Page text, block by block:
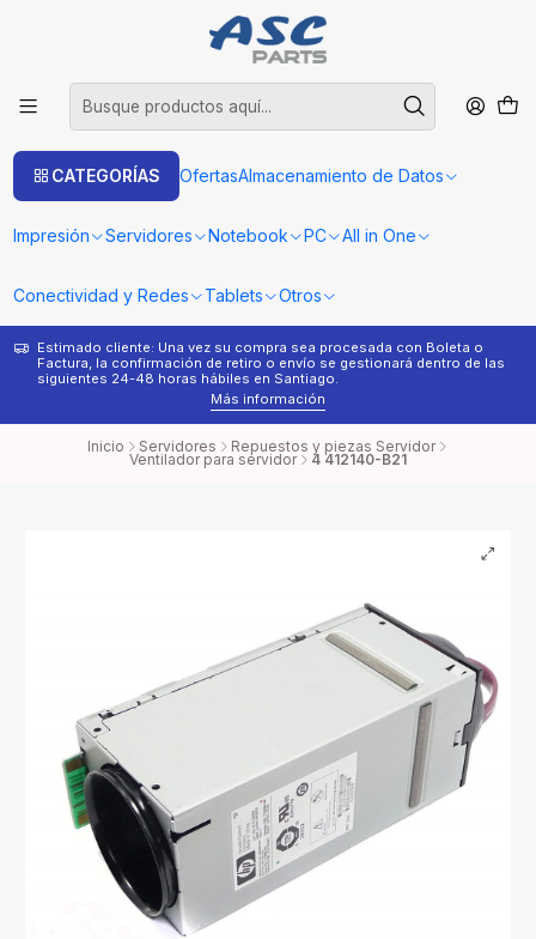
CATEGORÍAS OfertasAlmacenamiento de Datos
Impresión Servidores Notebook PC All in One
Conectividad y Redes Tablets Otros
Estimado cliente: Una vez su compra sea procesada con Boleta o
Factura, la confirmación de retiro o envío se gestionará dentro de las
siguientes 24-48 horas hábiles en Santiago.
Más información
Inicio Servidores Repuestos y piezas Servidor
Ventilador para servidor 4 412140-B21